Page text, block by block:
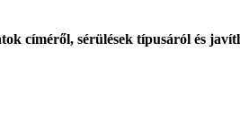
címéről, sérülések típusáról és